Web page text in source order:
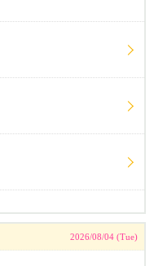
2026/08/04 (Tue)